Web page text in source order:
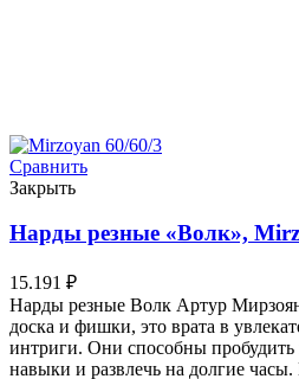
Сравнить
Закрыть
Нарды резные «Волк»,
15.191 ₽
Нарды резные Волк Артур
доска и фишки, это врата в
интриги. Они способны пробудить
навыки и развлечь на долгие